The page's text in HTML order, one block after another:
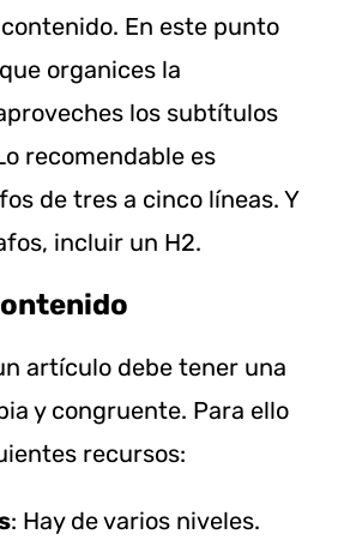
En este punto
organices la
los subtítulos
recomendable es
de tres a cinco líneas. Y
incluir un H2.
artículo debe tener una
y congruente. Para ello
recursos:
: Hay de varios niveles.